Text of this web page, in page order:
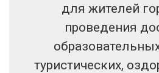
для жителей
проведения
туристических,